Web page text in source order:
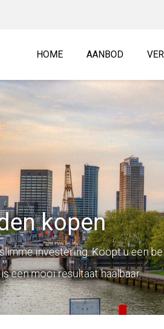
HOME AANBOD
kopen
investering. Koopt u een
een mooi resultaat haalbaar.